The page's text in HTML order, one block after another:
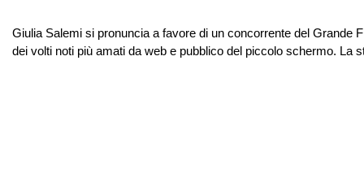
Giulia Salemi si pronuncia a favore di un concorrente del Grande
dei volti noti più amati da web e pubblico del piccolo schermo. La